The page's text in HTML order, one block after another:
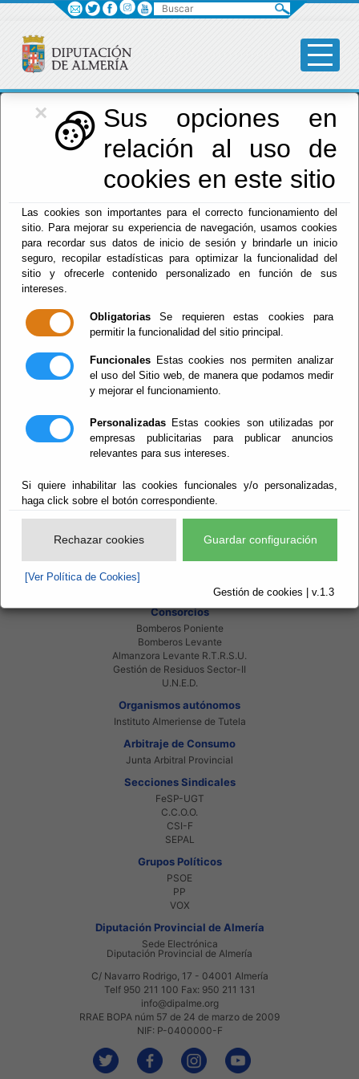
×
Sus opciones en
relación al uso de
cookies en este sitio
Las cookies son importantes para el correcto funcionamiento del
sitio. Para mejorar su experiencia de navegación, usamos cookies
para recordar sus datos de inicio de sesión y brindarle un inicio
seguro, recopilar estadísticas para optimizar la funcionalidad del
sitio y ofrecerle contenido personalizado en función de sus
intereses.
Obligatorias Se requieren estas cookies para
permitir la funcionalidad del sitio principal.
Funcionales Estas cookies nos permiten analizar
el uso del Sitio web, de manera que podamos medir
y mejorar el funcionamiento.
Personalizadas Estas cookies son utilizadas por
empresas publicitarias para publicar anuncios
relevantes para sus intereses.
Si quiere inhabilitar las cookies funcionales y/o personalizadas,
haga click sobre el botón correspondiente.
Rechazar cookies Guardar configuración
[Ver Política de Cookies]
Gestión de cookies | v.1.3
Diputación
Menú Diputación
Hacienda - Periodo Medio de Pago - Periodo Medio de
Pago
2016
2015
Intranet Provincial
Intranet Adheridos
Intranet Beneficiarios
Red Provincial
Enlaces de interés
Beneficiarios Red Provincial
Punto de Informacion del Catastro
Ministerio de Administraciones Públicas
Junta de Andalucia
Manual del Concejal
Consorcios
Bomberos Poniente
Bomberos Levante
Almanzora Levante R.T.R.S.U.
Gestión de Residuos Sector-II
U.N.E.D.
Organismos autónomos
Instituto Almeriense de Tutela
Arbitraje de Consumo
Junta Arbitral Provincial
Secciones Sindicales
FeSP-UGT
C.C.O.O.
CSI-F
SEPAL
Grupos Políticos
PSOE
PP
VOX
Diputación Provincial de Almería
Sede Electrónica
Diputación Provincial de Almería
C/ Navarro Rodrigo, 17 - 04001 Almería
Telf 950 211 100 Fax: 950 211 131
info@dipalme.org
RRAE BOPA núm 57 de 24 de marzo de 2009
NIF: P-0400000-F
Buscar